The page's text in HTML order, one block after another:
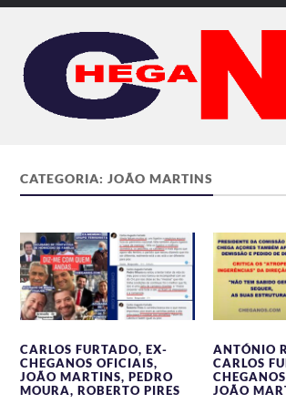
CATEGORIA:JOÃO MARTINS
CARLOS FURTADO,EX-
CHEGANOS OFICIAIS,
JOÃO MARTINS,PEDRO
MOURA,ROBERTO PIRES
ANTÓNIO
CARLOS
JOÃO